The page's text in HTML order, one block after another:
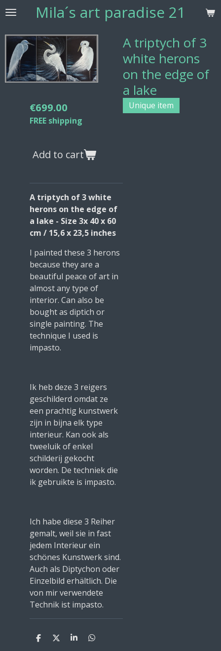
Skip
main
content
Mila´s art paradise 21
A triptych of 3
white herons
on the edge of
a lake
Unique item
€699.00
FREE shipping
Add to cart
A triptych of 3 white
herons on the edge of
a lake - Size 3x 40 x 60
cm / 15,6 x 23,5 inches
I painted these 3 herons
because they are a
beautiful peace of art in
almost any type of
interior. Can also be
bought as diptich or
single painting. The
technique I used is
impasto.
Ik heb deze 3 reigers
geschilderd omdat ze
een prachtig kunstwerk
zijn in bijna elk type
interieur. Kan ook als
tweeluik of enkel
schilderij gekocht
worden. De techniek die
ik gebruikte is impasto.
Ich habe diese 3 Reiher
gemalt, weil sie in fast
jedem Interieur ein
schönes Kunstwerk sind.
Auch als Diptychon oder
Einzelbild erhältlich. Die
von mir verwendete
Technik ist impasto.
S
S
S
S